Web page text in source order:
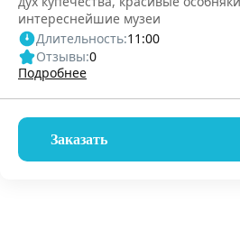
интереснейшие музеи
Длительность:11:00
Отзывы:0
Подробнее
Заказать